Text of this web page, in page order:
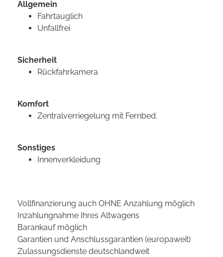
Allgemein
Fahrtauglich
Unfallfrei
Sicherheit
Rückfahrkamera
Komfort
Zentralverriegelung mit Fernbed.
Sonstiges
Innenverkleidung
Vollfinanzierung auch OHNE Anzahlung möglich
Inzahlungnahme Ihres Altwagens
Barankauf möglich
Garantien und Anschlussgarantien (europaweit)
Zulassungsdienste deutschlandweit